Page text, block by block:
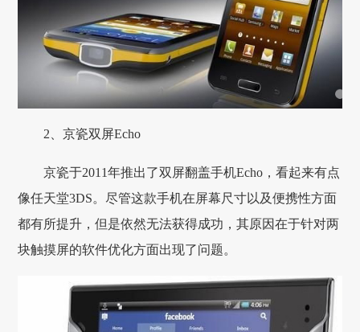
2、京瓷双屏Echo
京瓷于2011年推出了双屏翻盖手机Echo，看起来有点
像任天堂3DS。尽管这款手机在屏幕尺寸以及便携性方面
都有所提升，但是依然无法获得成功，其原因在于针对两
块触摸屏的软件优化方面出现了问题。